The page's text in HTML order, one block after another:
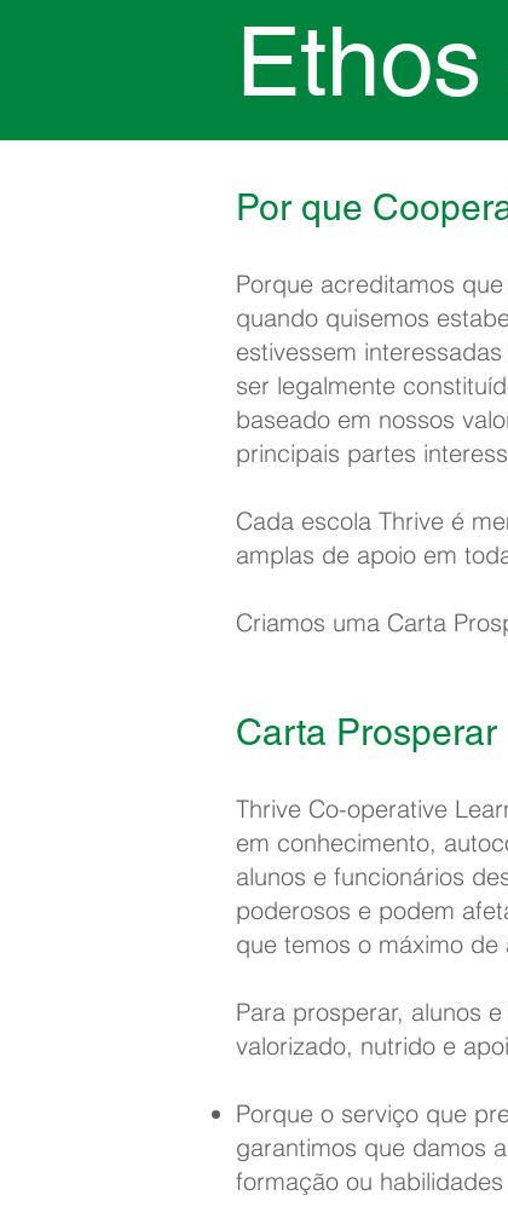
Por que
Porque acreditamos
quando quisemos
estivessem
ser legalmente
baseado em nossos
principais partes
Cada escola Thrive é
amplas de apoio em
Criamos uma Carta
Carta Prosperar
Thrive Co-operative
em conhecimento,
alunos e funcionários
poderosos e podem
que temos o máximo
Para prosperar, alunos
valorizado, nutrido e
Porque o serviço que
garantimos que damos
formação ou